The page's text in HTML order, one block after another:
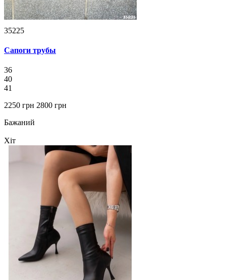
35225
Сапоги трубы
36
40
41
2250 грн 2800 грн
Бажаний
Хіт